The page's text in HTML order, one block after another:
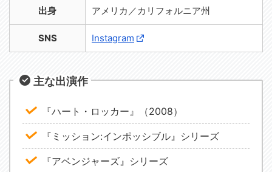
出身 アメリカ／カリフォルニア州
SNS Instagram
主な出演作
『ハート・ロッカー』（2008）
『ミッション:インポッシブル』シリーズ
『アベンジャーズ』シリーズ